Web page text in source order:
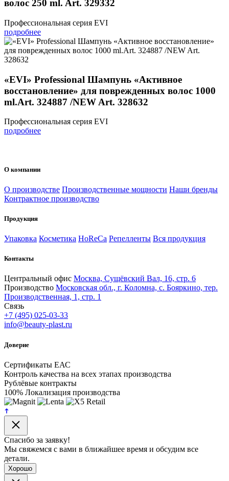
волос 250 ml. Art. 329332
Профессиональная серия EVI
подробнее
«EVI» Professional Шампунь «Активное
восстановление» для поврежденных волос 1000
ml.Art. 324887 /NEW Art. 328632
Профессиональная серия EVI
подробнее
О компании
О производстве Производственные мощности Наши бренды
Контрактное производство
Продукция
Упаковка Косметика HoReCa Репелленты Вся продукция
Контакты
Центральный офис Москва, Сущёвский Вал, 16, стр. 6
Производство Московская обл., г. Коломна, с. Бояркино, тер.
Производственная, 1, стр. 1
Связь
+7 (495) 025-03-33
info@beauty-plast.ru
Доверие
Сертификаты ЕАС
Контроль качества на всех этапах производства
Рублёвые контракты
100% Локализация производства
Спасибо за заявку!
Мы свяжемся с вами в ближайшее время и обсудим все
детали.
Хорошо